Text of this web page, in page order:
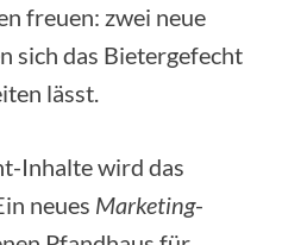
freuen: zwei neue
sich das Bietergefecht
lässt.
Inhalte wird das
neues Marketing-